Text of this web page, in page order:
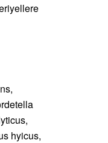
hyicus,